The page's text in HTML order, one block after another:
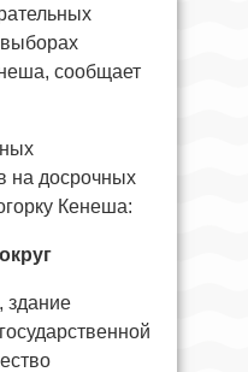
сообщает
на досрочных
Кенеша:
здание